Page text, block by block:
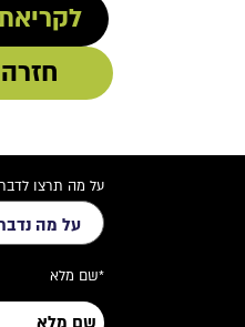
על מה תרצו
*שם מלא